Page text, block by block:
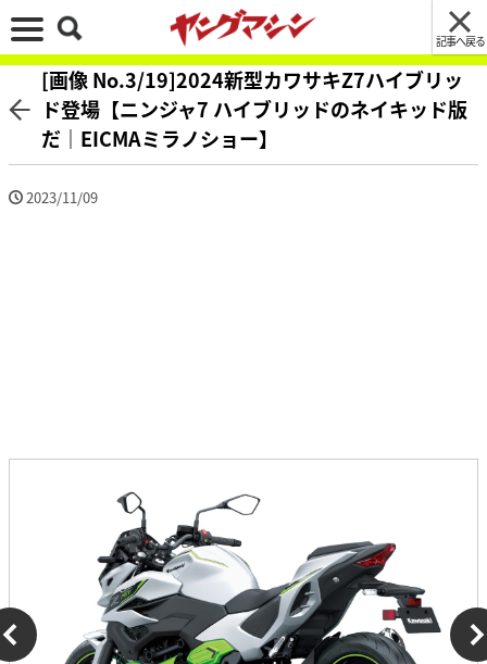
記事へ戻る
[画像 No.3/19]2024新型カワサキZ7ハイブリッ
ド登場【ニンジャ7 ハイブリッドのネイキッド版
だ｜EICMAミラノショー】
2023/11/09